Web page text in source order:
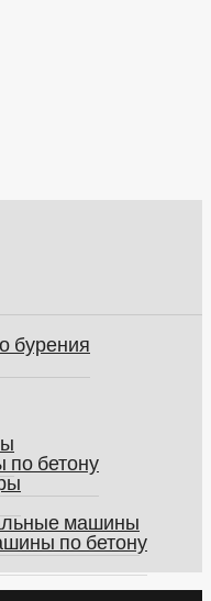
бурения
бетону
машины
по бетону